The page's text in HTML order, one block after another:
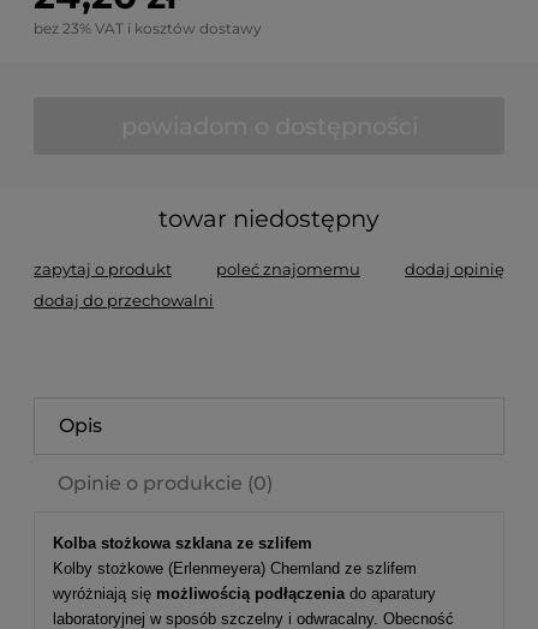
bez 23% VAT i kosztów dostawy
towar niedostępny
zapytaj o produkt poleć znajomemu
dodaj opinię
dodaj do przechowalni
Opis
Opinie o produkcie (0)
Kolba stożkowa szklana ze szlifem
Kolby stożkowe (Erlenmeyera) Chemland ze szlifem
wyróżniają się możliwością podłączeniado aparatury
laboratoryjnej w sposób szczelny i odwracalny. Obecność